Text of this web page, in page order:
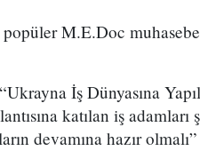
M.E.Doc muhasebe
İş Dünyasına
katılan iş adamları
devamına hazır olmalı”